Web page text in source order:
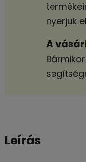
nyerjük el
A
Leírás